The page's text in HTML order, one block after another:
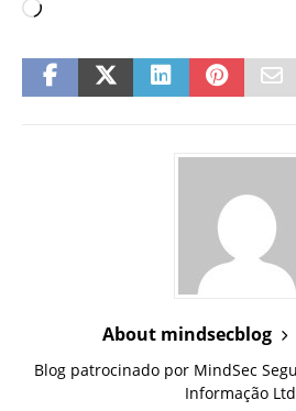
About mindsecblog
Blog patrocinado por MindSec
Informação